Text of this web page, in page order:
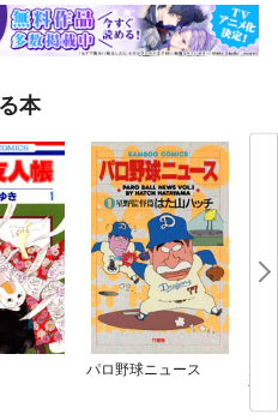
本
パロ野球ニュース
育